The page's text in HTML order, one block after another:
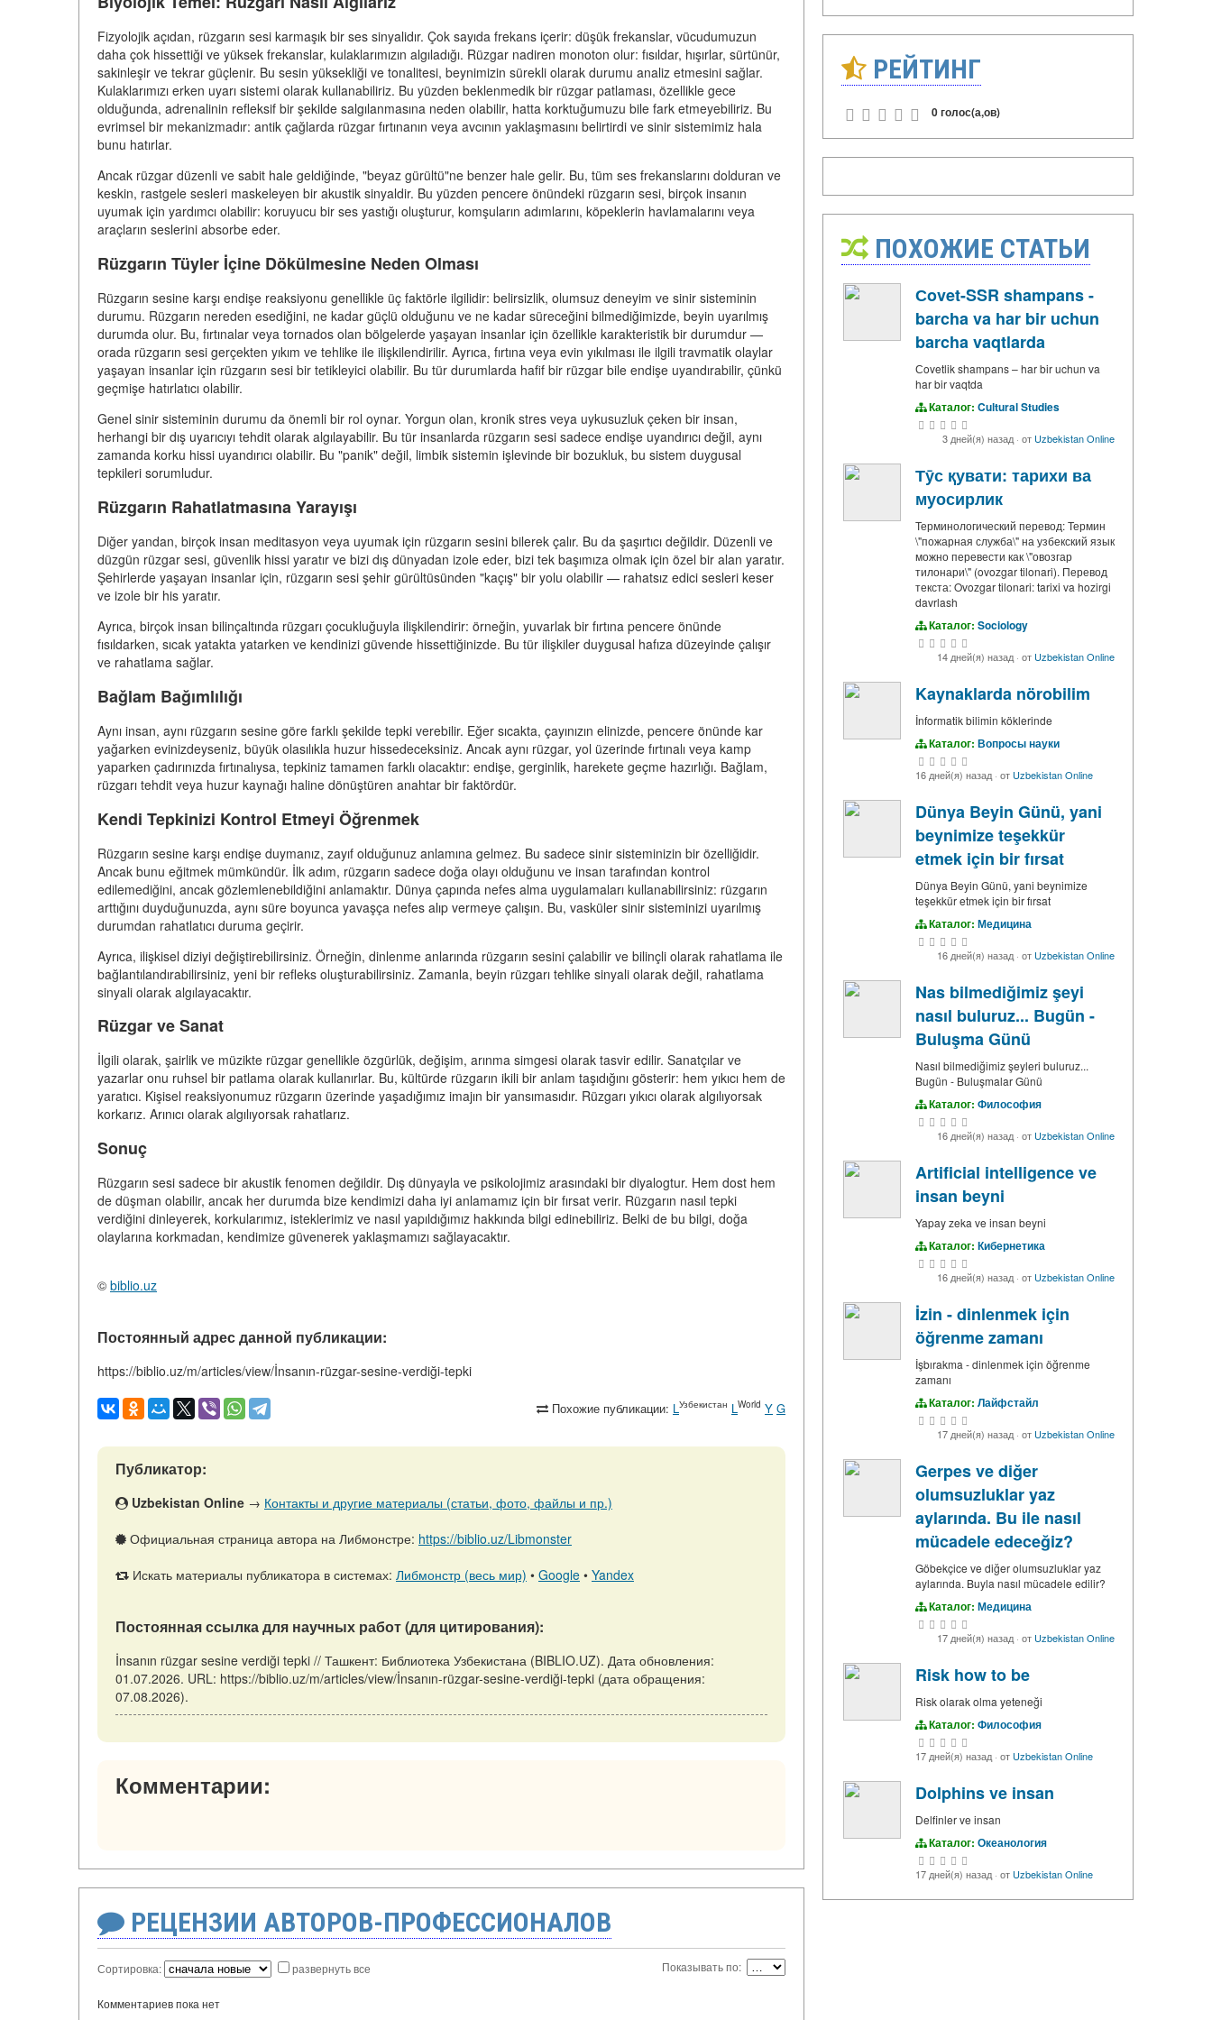
Fizyolojik açıdan, rüzgarın sesi karmaşık bir ses sinyalidır. Çok sayıda frekans içerir: düşük frekanslar, vücudumuzun
daha çok hissettiği ve yüksek frekanslar, kulaklarımızın algıladığı. Rüzgar nadiren monoton olur: fısıldar, hışırlar, sürtünür,
sakinleşir ve tekrar güçlenir. Bu sesin yüksekliği ve tonalitesi, beynimizin sürekli olarak durumu analiz etmesini sağlar.
Kulaklarımızı erken uyarı sistemi olarak kullanabiliriz. Bu yüzden beklenmedik bir rüzgar patlaması, özellikle gece
olduğunda, adrenalinin refleksif bir şekilde salgılanmasına neden olabilir, hatta korktuğumuzu bile fark etmeyebiliriz. Bu
evrimsel bir mekanizmadır: antik çağlarda rüzgar fırtınanın veya avcının yaklaşmasını belirtirdi ve sinir sistemimiz hala
bunu hatırlar.
Ancak rüzgar düzenli ve sabit hale geldiğinde, "beyaz gürültü"ne benzer hale gelir. Bu, tüm ses frekanslarını dolduran ve
keskin, rastgele sesleri maskeleyen bir akustik sinyaldir. Bu yüzden pencere önündeki rüzgarın sesi, birçok insanın
uyumak için yardımcı olabilir: koruyucu bir ses yastığı oluşturur, komşuların adımlarını, köpeklerin havlamalarını veya
araçların seslerini absorbe eder.
Rüzgarın Tüyler İçine Dökülmesine Neden Olması
Rüzgarın sesine karşı endişe reaksiyonu genellikle üç faktörle ilgilidir: belirsizlik, olumsuz deneyim ve sinir sisteminin
durumu. Rüzgarın nereden esediğini, ne kadar güçlü olduğunu ve ne kadar süreceğini bilmediğimizde, beyin uyarılmış
durumda olur. Bu, fırtınalar veya tornados olan bölgelerde yaşayan insanlar için özellikle karakteristik bir durumdur —
orada rüzgarın sesi gerçekten yıkım ve tehlike ile ilişkilendirilir. Ayrıca, fırtına veya evin yıkılması ile ilgili travmatik olaylar
yaşayan insanlar için rüzgarın sesi bir tetikleyici olabilir. Bu tür durumlarda hafif bir rüzgar bile endişe uyandırabilir, çünkü
geçmişe hatırlatıcı olabilir.
Genel sinir sisteminin durumu da önemli bir rol oynar. Yorgun olan, kronik stres veya uykusuzluk çeken bir insan,
herhangi bir dış uyarıcıyı tehdit olarak algılayabilir. Bu tür insanlarda rüzgarın sesi sadece endişe uyandırıcı değil, aynı
zamanda korku hissi uyandırıcı olabilir. Bu "panik" değil, limbik sistemin işlevinde bir bozukluk, bu sistem duygusal
tepkileri sorumludur.
Rüzgarın Rahatlatmasına Yarayışı
Diğer yandan, birçok insan meditasyon veya uyumak için rüzgarın sesini bilerek çalır. Bu da şaşırtıcı değildir. Düzenli ve
düzgün rüzgar sesi, güvenlik hissi yaratır ve bizi dış dünyadan izole eder, bizi tek başımıza olmak için özel bir alan yaratır.
Şehirlerde yaşayan insanlar için, rüzgarın sesi şehir gürültüsünden "kaçış" bir yolu olabilir — rahatsız edici sesleri keser
ve izole bir his yaratır.
Ayrıca, birçok insan bilinçaltında rüzgarı çocukluğuyla ilişkilendirir: örneğin, yuvarlak bir fırtına pencere önünde
fısıldarken, sıcak yatakta yatarken ve kendinizi güvende hissettiğinizde. Bu tür ilişkiler duygusal hafıza düzeyinde çalışır
ve rahatlama sağlar.
Bağlam Bağımlılığı
Aynı insan, aynı rüzgarın sesine göre farklı şekilde tepki verebilir. Eğer sıcakta, çayınızın elinizde, pencere önünde kar
yağarken evinizdeyseniz, büyük olasılıkla huzur hissedeceksiniz. Ancak aynı rüzgar, yol üzerinde fırtınalı veya kamp
yaparken çadırınızda fırtınalıysa, tepkiniz tamamen farklı olacaktır: endişe, gerginlik, harekete geçme hazırlığı. Bağlam,
rüzgarı tehdit veya huzur kaynağı haline dönüştüren anahtar bir faktördür.
Kendi Tepkinizi Kontrol Etmeyi Öğrenmek
Rüzgarın sesine karşı endişe duymanız, zayıf olduğunuz anlamına gelmez. Bu sadece sinir sisteminizin bir özelliğidir.
Ancak bunu eğitmek mümkündür. İlk adım, rüzgarın sadece doğa olayı olduğunu ve insan tarafından kontrol
edilemediğini, ancak gözlemlenebildiğini anlamaktır. Dünya çapında nefes alma uygulamaları kullanabilirsiniz: rüzgarın
arttığını duyduğunuzda, aynı süre boyunca yavaşça nefes alıp vermeye çalışın. Bu, vasküler sinir sisteminizi uyarılmış
durumdan rahatlatıcı duruma geçirir.
Ayrıca, ilişkisel diziyi değiştirebilirsiniz. Örneğin, dinlenme anlarında rüzgarın sesini çalabilir ve bilinçli olarak rahatlama ile
bağlantılandırabilirsiniz, yeni bir refleks oluşturabilirsiniz. Zamanla, beyin rüzgarı tehlike sinyali olarak değil, rahatlama
sinyali olarak algılayacaktır.
Rüzgar ve Sanat
İlgili olarak, şairlik ve müzikte rüzgar genellikle özgürlük, değişim, arınma simgesi olarak tasvir edilir. Sanatçılar ve
yazarlar onu ruhsel bir patlama olarak kullanırlar. Bu, kültürde rüzgarın ikili bir anlam taşıdığını gösterir: hem yıkıcı hem de
yaratıcı. Kişisel reaksiyonumuz rüzgarın üzerinde yaşadığımız imajın bir yansımasıdır. Rüzgarı yıkıcı olarak algılıyorsak
korkarız. Arınıcı olarak algılıyorsak rahatlarız.
Sonuç
Rüzgarın sesi sadece bir akustik fenomen değildir. Dış dünyayla ve psikolojimiz arasındaki bir diyalogtur. Hem dost hem
de düşman olabilir, ancak her durumda bize kendimizi daha iyi anlamamız için bir fırsat verir. Rüzgarın nasıl tepki
verdiğini dinleyerek, korkularımız, isteklerimiz ve nasıl yapıldığımız hakkında bilgi edinebiliriz. Belki de bu bilgi, doğa
olaylarına korkmadan, kendimize güvenerek yaklaşmamızı sağlayacaktır.
© biblio.uz
Постоянный адрес данной публикации:
https://biblio.uz/m/articles/view/İnsanın-rüzgar-sesine-verdiği-tepki
Похожие публикации: L Узбекистан L World Y G
Публикатор:
Uzbekistan Online → Контакты и другие материалы (статьи, фото, файлы и пр.)
Официальная страница автора на Либмонстре: https://biblio.uz/Libmonster
Искать материалы публикатора в системах: Либмонстр (весь мир) • Google • Yandex
Постоянная ссылка для научных работ (для цитирования):
İnsanın rüzgar sesine verdiği tepki // Ташкент: Библиотека Узбекистана (BIBLIO.UZ). Дата обновления:
01.07.2026. URL: https://biblio.uz/m/articles/view/İnsanın-rüzgar-sesine-verdiği-tepki (дата обращения:
07.08.2026).
Комментарии:
РЕЦЕНЗИИ АВТОРОВ-ПРОФЕССИОНАЛОВ
Сортировка: развернуть все Показывать по:
Комментариев пока нет
РЕЙТИНГ
0 голос(а,ов)
ПОХОЖИЕ СТАТЬИ
Сovet-SSR shampans -
barcha va har bir uchun
barcha vaqtlarda
Сovetlik shampans – har bir uchun va
har bir vaqtda
Каталог: Cultural Studies
3 дней(я) назад· от Uzbekistan Online
Тӯс қувати: тарихи ва
муосирлик
Терминологический перевод: Термин
\"пожарная служба\" на узбекский язык
можно перевести как \"овозгар
тилонари\" (ovozgar tilonari). Перевод
текста: Ovozgar tilonari: tarixi va hozirgi
davrlash
Каталог: Sociology
14 дней(я) назад· от Uzbekistan Online
Kaynaklarda nörobilim
İnformatik bilimin köklerinde
Каталог: Вопросы науки
16 дней(я) назад· от Uzbekistan Online
Dünya Beyin Günü, yani
beynimize teşekkür
etmek için bir fırsat
Dünya Beyin Günü, yani beynimize
teşekkür etmek için bir fırsat
Каталог: Медицина
16 дней(я) назад· от Uzbekistan Online
Nas bilmediğimiz şeyi
nasıl buluruz... Bugün -
Buluşma Günü
Nasıl bilmediğimiz şeyleri buluruz...
Bugün - Buluşmalar Günü
Каталог: Философия
16 дней(я) назад· от Uzbekistan Online
Artificial intelligence ve
insan beyni
Yapay zeka ve insan beyni
Каталог: Кибернетика
16 дней(я) назад· от Uzbekistan Online
İzin - dinlenmek için
öğrenme zamanı
İşbırakma - dinlenmek için öğrenme
zamanı
Каталог: Лайфстайл
17 дней(я) назад· от Uzbekistan Online
Gerpes ve diğer
olumsuzluklar yaz
aylarında. Bu ile nasıl
mücadele edeceğiz?
Göbekçice ve diğer olumsuzluklar yaz
aylarında. Buyla nasıl mücadele edilir?
Каталог: Медицина
17 дней(я) назад· от Uzbekistan Online
Risk how to be
Risk olarak olma yeteneği
Каталог: Философия
17 дней(я) назад· от Uzbekistan Online
Dolphins ve insan
Delfinler ve insan
Каталог: Океанология
17 дней(я) назад· от Uzbekistan Online